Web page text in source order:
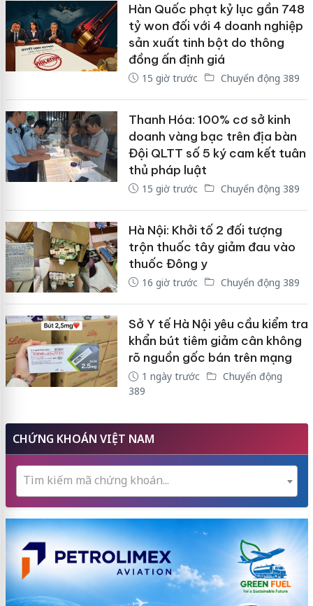
Hàn Quốc phạt kỷ lục gần 748
tỷ won đối với 4 doanh nghiệp
sản xuất tinh bột do thông
đồng ấn định giá
15 giờ trước Chuyển động 389
Thanh Hóa: 100% cơ sở kinh
doanh vàng bạc trên địa bàn
Đội QLTT số 5 ký cam kết tuân
thủ pháp luật
15 giờ trước Chuyển động 389
Hà Nội: Khởi tố 2 đối tượng
trộn thuốc tây giảm đau vào
thuốc Đông y
16 giờ trước Chuyển động 389
Sở Y tế Hà Nội yêu cầu kiểm tra
khẩn bút tiêm giảm cân không
rõ nguồn gốc bán trên mạng
1 ngày trước
Chuyển động
389
CHỨNG KHOÁN VIỆT NAM
Tìm kiếm mã chứng khoán...